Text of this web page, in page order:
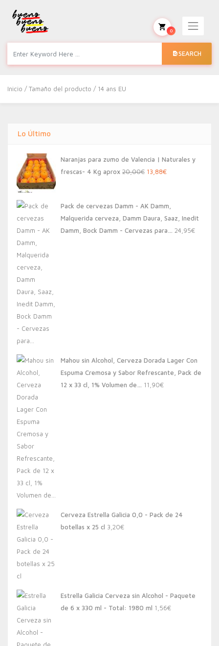
SEARCH
0
Inicio / Tamaño del producto / 14 ans EU
Lo Último
Naranjas para zumo de Valencia | Naturales y
frescas- 4 Kg aprox 20,00€ El
era:
20,00€.
13,88€El
es:
13,88€.
Pack de cervezas Damm - AK Damm,
Malquerida cerveza, Damm Daura, Saaz, Inedit
Damm, Bock Damm - Cervezas para… 24,95€
Mahou sin Alcohol, Cerveza Dorada Lager Con
Espuma Cremosa y Sabor Refrescante, Pack de
12 x 33 cl, 1% Volumen de… 11,90€
Cerveza Estrella Galicia 0,0 - Pack de 24
botellas x 25 cl 3,20€
Estrella Galicia Cerveza sin Alcohol - Paquete
de 6 x 330 ml - Total: 1980 ml 1,56€